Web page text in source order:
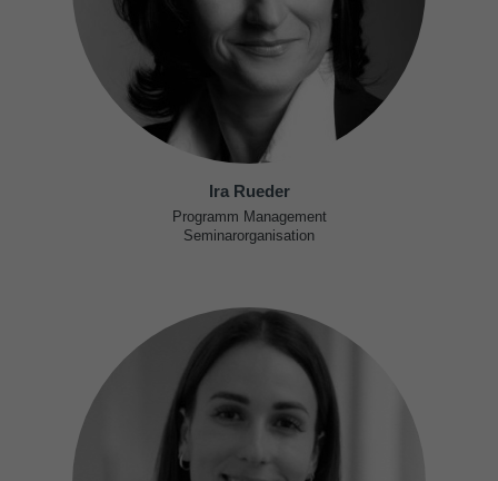
Ira Rueder
Programm Management
Seminarorganisation